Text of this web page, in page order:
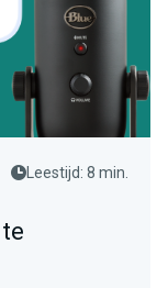
Leestijd: 8 min.